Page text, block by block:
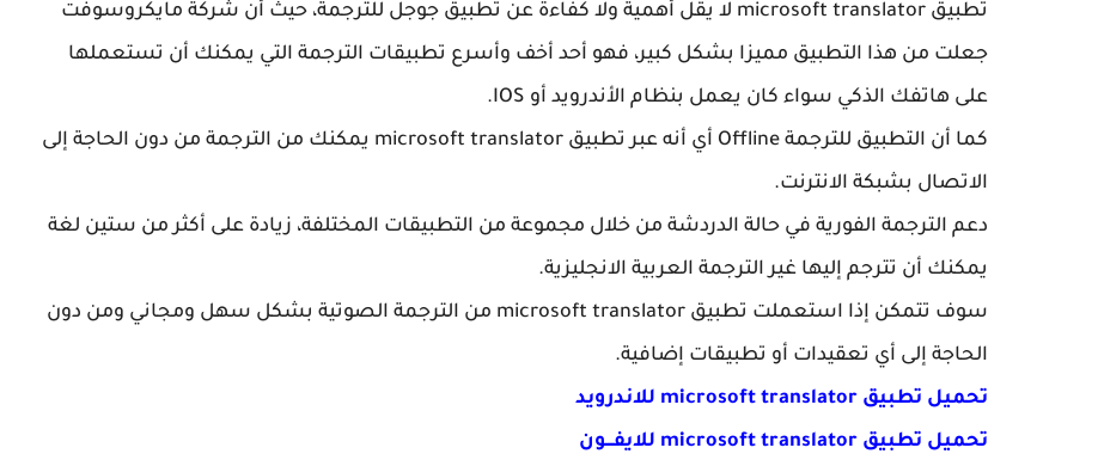
تطبيق microsoft translator لا يقل أهمية ولا كفاءة عن تطبيق جوجل للترجمة، حيث أن شركة مايكروسوفت
جعلت من هذا التطبيق مميزا بشكل كبير، فهو أحد أخف وأسرع تطبيقات الترجمة التي يمكنك أن تستعملها
على هاتفك الذكي سواء كان يعمل بنظام الأندرويد أو IOS.
كما أن التطبيق للترجمة Offline أي أنه عبر تطبيق microsoft translator يمكنك من الترجمة من دون الحاجة إلى
الاتصال بشبكة الانترنت.
دعم الترجمة الفورية في حالة الدردشة من خلال مجموعة من التطبيقات المختلفة، زيادة على أكثر من ستين لغة
يمكنك أن تترجم إليها غير الترجمة العربية الانجليزية.
سوف تتمكن إذا استعملت تطبيق microsoft translator من الترجمة الصوتية بشكل سهل ومجاني ومن دون
الحاجة إلى أي تعقيدات أو تطبيقات إضافية.
تحميل تطبيق microsoft translator للاندرويد
تحميل تطبيق microsoft translator للايفـــون